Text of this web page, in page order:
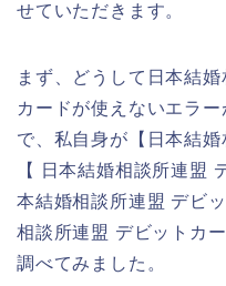
せていただきます。
まず、どうして日本結
カードが使えないエラ
で、私自身が【日本結婚
【 日本結婚相談所連盟
本結婚相談所連盟 デビ
相談所連盟 デビットカ
調べてみました。